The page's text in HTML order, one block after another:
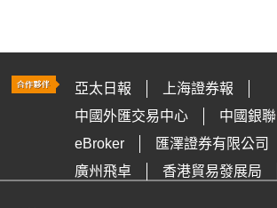
亞太日報
上海證券報
中國外匯交易中心
中國銀聯
eBroker
匯澤證券有限公司
廣州飛卓
香港貿易發展局